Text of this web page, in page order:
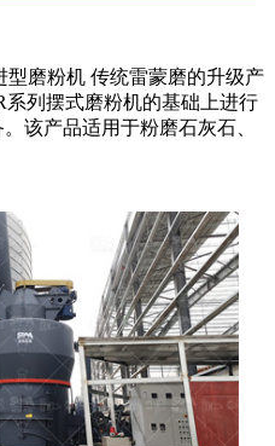
型磨粉机 传统雷蒙磨的升级产
列摆式磨粉机的基础上进行
该产品适用于粉磨石灰石、